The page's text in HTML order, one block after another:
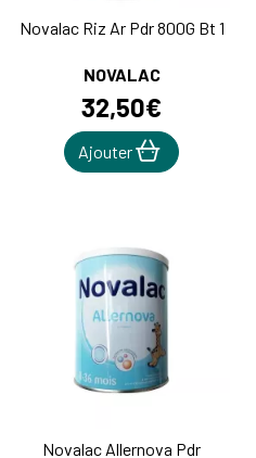
Novalac Riz Ar Pdr 800G Bt 1
NOVALAC
32,50€
Ajouter
Novalac Allernova Pdr